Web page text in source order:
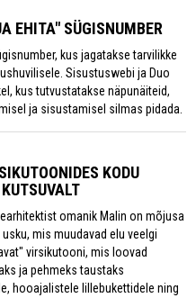
EHITA" SÜGISNUMBER
kus jagatakse tarvilikke
Sisustuswebi ja Duo
kus tutvustatakse näpunäiteid,
ja sisustamisel silmas pidada.
KODU
omanik Malin on mõjusa
mis muudavad elu veelgi
virsikutooni, mis loovad
ja pehmeks taustaks
hooajalistele lillebukettidele ning